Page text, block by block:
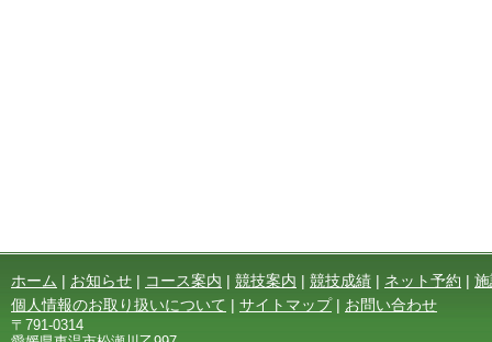
ホーム | お知らせ | コース案内 | 競技案内 | 競技成績 | ネット予約 |
個人情報のお取り扱いについて | サイトマップ | お問い合わせ
〒791-0314